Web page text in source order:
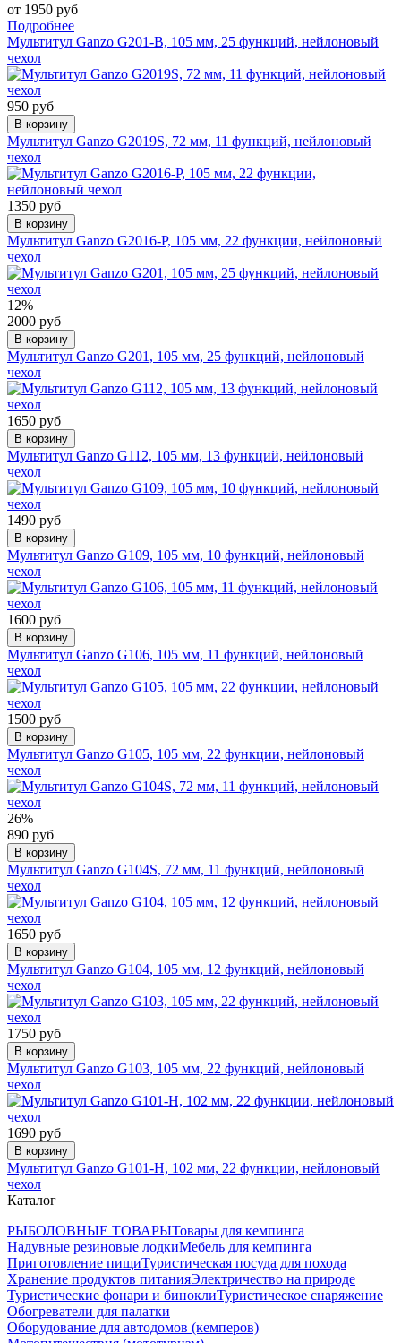
от 1950 руб
Подробнее
Мультитул Ganzo G201-B, 105 мм, 25 функций, нейлоновый
чехол
950 руб
В корзину
Мультитул Ganzo G2019S, 72 мм, 11 функций, нейлоновый
чехол
1350 руб
В корзину
Мультитул Ganzo G2016-P, 105 мм, 22 функции, нейлоновый
чехол
12%
2000 руб
В корзину
Мультитул Ganzo G201, 105 мм, 25 функций, нейлоновый
чехол
1650 руб
В корзину
Мультитул Ganzo G112, 105 мм, 13 функций, нейлоновый
чехол
1490 руб
В корзину
Мультитул Ganzo G109, 105 мм, 10 функций, нейлоновый
чехол
1600 руб
В корзину
Мультитул Ganzo G106, 105 мм, 11 функций, нейлоновый
чехол
1500 руб
В корзину
Мультитул Ganzo G105, 105 мм, 22 функции, нейлоновый
чехол
26%
890 руб
В корзину
Мультитул Ganzo G104S, 72 мм, 11 функций, нейлоновый
чехол
1650 руб
В корзину
Мультитул Ganzo G104, 105 мм, 12 функций, нейлоновый
чехол
1750 руб
В корзину
Мультитул Ganzo G103, 105 мм, 22 функций, нейлоновый
чехол
1690 руб
В корзину
Мультитул Ganzo G101-H, 102 мм, 22 функции, нейлоновый
чехол
Каталог
РЫБОЛОВНЫЕ ТОВАРЫТовары для кемпинга
Надувные резиновые лодкиМебель для кемпинга
Приготовление пищиТуристическая посуда для похода
Хранение продуктов питанияЭлектричество на природе
Туристические фонари и биноклиТуристическое снаряжение
Обогреватели для палатки
Оборудование для автодомов (кемперов)